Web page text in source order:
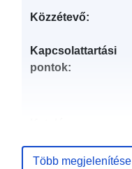
Közzétevő:
Kapcsolattartási
pontok:
Több megjelenítése